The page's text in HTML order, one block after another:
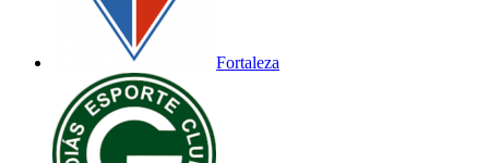
Fortaleza